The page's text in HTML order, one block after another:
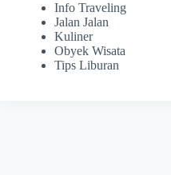
Info Traveling
Jalan Jalan
Kuliner
Obyek Wisata
Tips Liburan